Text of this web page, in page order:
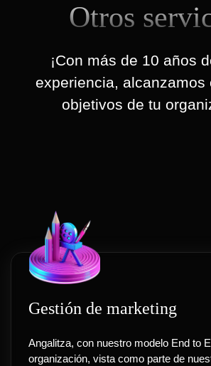
Otros
¡Con más de 10 años
experiencia, alcanzamos
objetivos de tu
Gestión de marketing
Angalitza, con nuestro modelo End to
organización, vista como parte de